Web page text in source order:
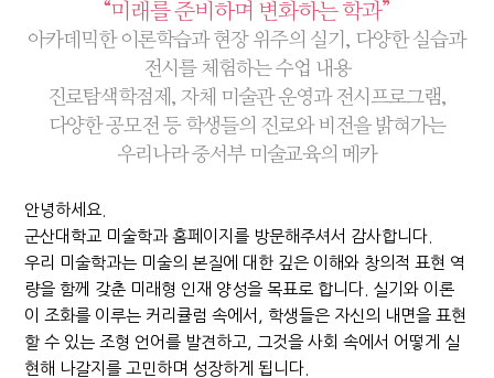
“미래를 준비하며 변화하는 학과”
아카데믹한 이론학습과 현장 위주의 실기, 다양한 실습과
전시를 체험하는 수업 내용
진로탐색학점제, 자체 미술관 운영과 전시프로그램,
다양한 공모전 등 학생들의 진로와 비전을 밝혀가는
우리나라 중서부 미술교육의 메카
안녕하세요.
군산대학교 미술학과 홈페이지를 방문해주셔서 감사합니다.
우리 미술학과는 미술의 본질에 대한 깊은 이해와 창의적 표현 역
량을 함께 갖춘 미래형 인재 양성을 목표로 합니다. 실기와 이론
이 조화를 이루는 커리큘럼 속에서, 학생들은 자신의 내면을 표현
할 수 있는 조형 언어를 발견하고, 그것을 사회 속에서 어떻게 실
현해 나갈지를 고민하며 성장하게 됩니다.